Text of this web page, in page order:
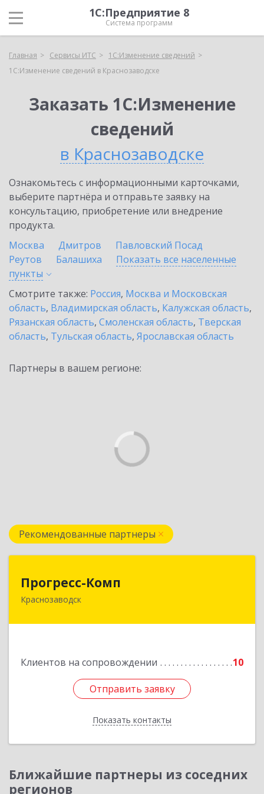
1С:Предприятие 8
Система программ
Главная Сервисы ИТС
1С:Изменение сведений
1С:Изменение сведений в Краснозаводске
Заказать 1С:Изменение
сведений
в Краснозаводске
Ознакомьтесь с информационными карточками,
выберите партнёра и отправьте заявку на
консультацию, приобретение или внедрение
продукта.
Москва
Дмитров
Павловский Посад
Реутов
Балашиха
Показать все населенные
пункты
Смотрите также: Россия, Москва и Московская
область, Владимирская область, Калужская область,
Рязанская область, Смоленская область, Тверская
область, Тульская область, Ярославская область
Партнеры в вашем регионе:
Рекомендованные партнеры
Прогресс-Комп
Краснозаводск
Клиентов на сопровождении 10
Отправить заявку
Показать контакты
141321, Московская обл, Сергиево-Посадский
Отправить заявку
Назад
Ближайшие партнеры из соседних
регионов